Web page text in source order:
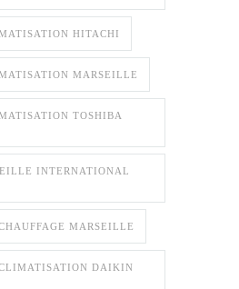
HITACHI
MARSEILLE
TOSHIBA
INTERNATIONAL
MARSEILLE
DAIKIN